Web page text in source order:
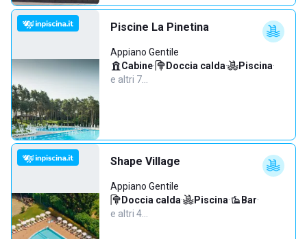
Piscine La Pinetina
Appiano Gentile
Cabine· Doccia calda· Piscina·
e altri 7…
Shape Village
Appiano Gentile
Doccia calda· Piscina· Bar·
e altri 4…